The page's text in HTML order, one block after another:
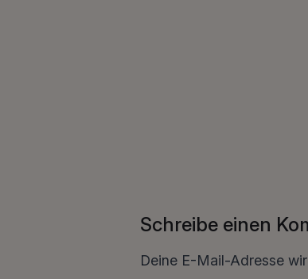
Schreibe einen
Deine E-Mail-Adresse